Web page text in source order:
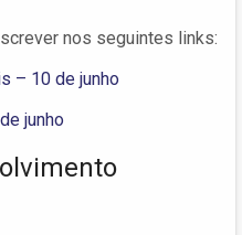
nos seguintes links:
– 10 de junho
junho